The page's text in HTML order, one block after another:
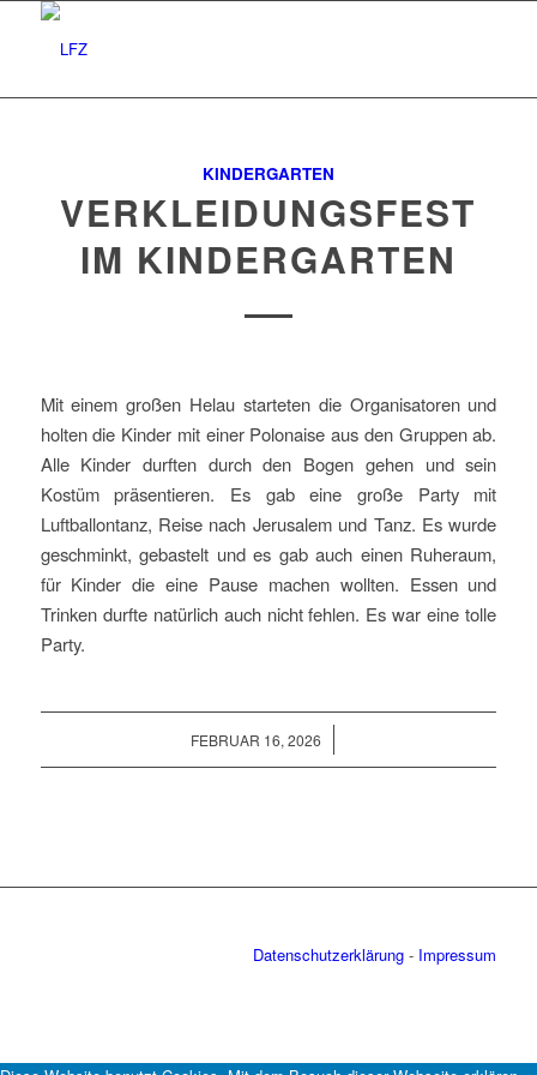
KINDERGARTEN
VERKLEIDUNGSFEST
IM KINDERGARTEN
Mit einem großen Helau starteten die Organisatoren und
holten die Kinder mit einer Polonaise aus den Gruppen ab.
Alle Kinder durften durch den Bogen gehen und sein
Kostüm präsentieren. Es gab eine große Party mit
Luftballontanz, Reise nach Jerusalem und Tanz. Es wurde
geschminkt, gebastelt und es gab auch einen Ruheraum,
für Kinder die eine Pause machen wollten. Essen und
Trinken durfte natürlich auch nicht fehlen. Es war eine tolle
Party.
FEBRUAR 16, 2026
/
Datenschutzerklärung - Impressum